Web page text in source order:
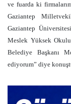
ve fuarda ki
Gaziantep
Gaziantep
Meslek Yüksek
Belediye Başkanı
ediyorum” diye